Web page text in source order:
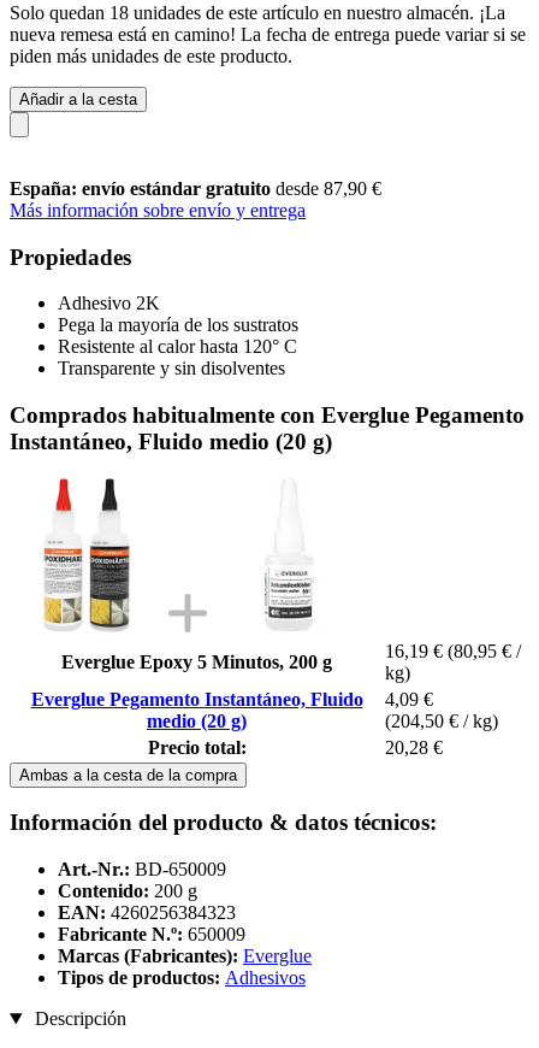
Solo quedan 18 unidades de este artículo en nuestro almacén. ¡La
nueva remesa está en camino! La fecha de entrega puede variar si se
piden más unidades de este producto.
Añadir a la cesta
España: envío estándar gratuito desde 87,90 €
Más información sobre envío y entrega
Propiedades
Adhesivo 2K
Pega la mayoría de los sustratos
Resistente al calor hasta 120° C
Transparente y sin disolventes
Comprados habitualmente con Everglue Pegamento
Instantáneo, Fluido medio (20 g)
Everglue Epoxy 5 Minutos, 200 g
16,19 € (80,95 € /
kg)
Everglue Pegamento Instantáneo, Fluido
medio (20 g)
4,09 €
(204,50 € / kg)
Precio total:
20,28 €
Ambas a la cesta de la compra
Información del producto & datos técnicos:
Art.-Nr.: BD-650009
Contenido: 200 g
EAN: 4260256384323
Fabricante N.º: 650009
Marcas (Fabricantes): Everglue
Tipos de productos: Adhesivos
Descripción